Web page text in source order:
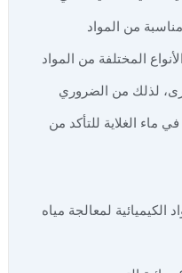
من المواد
المختلفة من المواد
لذلك من الضروري
ماء الغلاية للتأكد من
لمعالجة مياه